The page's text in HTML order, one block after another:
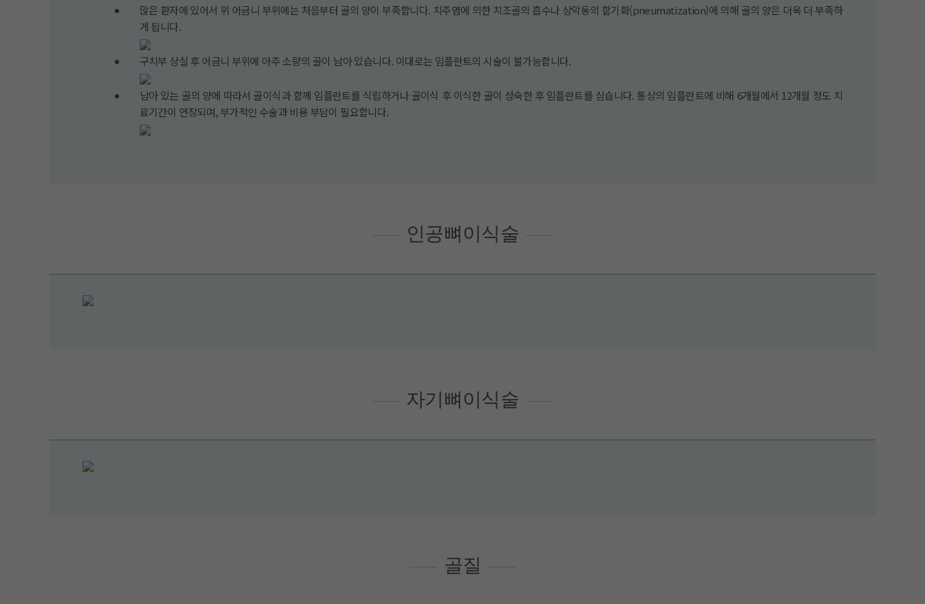
많은 환자에 있어서 위 어금니 부위에는 처음부터 골의 양이 부족합니다. 치주염에 의한 치조골의 흡수나 상악동의 함기화(pneumatization)에 의해 골의 양은 더욱 더 부족하
게 됩니다.
구치부 상실 후 어금니 부위에 아주 소량의 골이 남아 있습니다. 이대로는 임플란트의 시술이 불가능합니다.
남아 있는 골의 양에 따라서 골이식과 함께 임플란트를 식립하거나 골이식 후 이식한 골이 성숙한 후 임플란트를 심습니다. 통상의 임플란트에 비해 6개월에서 12개월 정도 치
료기간이 연장되며, 부가적인 수술과 비용 부담이 필요합니다.
인공뼈이식술
자기뼈이식술
골질